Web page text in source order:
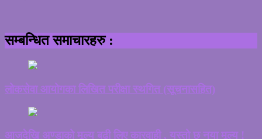
सम्बन्धित समाचारहरु :
लोकसेवा आयोगका लिखित परीक्षा स्थगित (सूचनासहित)
आजदेखि अण्डाको मूल्य बढी लिए कारवाही , यस्तो छ नया मूल्य !